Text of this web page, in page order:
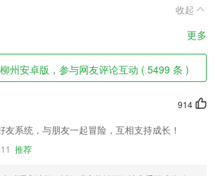
收起
更多
州安卓版，参与网友评论互动 ( 5499 条 )
914
友系统，与朋友一起冒险，互相支持成长！
推荐